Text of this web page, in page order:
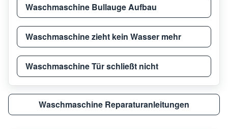
Waschmaschine Bullauge Aufbau
Waschmaschine zieht kein Wasser mehr
Waschmaschine Tür schließt nicht
Waschmaschine Reparaturanleitungen